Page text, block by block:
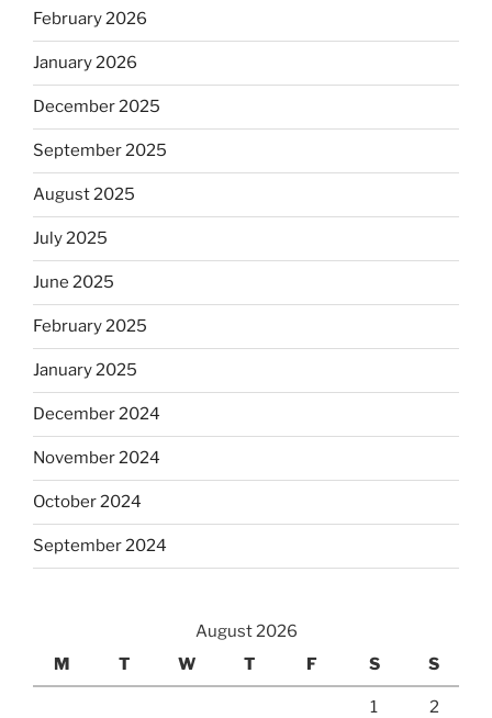
February 2026
January 2026
December 2025
September 2025
August 2025
July 2025
June 2025
February 2025
January 2025
December 2024
November 2024
October 2024
September 2024
August 2026
M
T W T F S S
1 2